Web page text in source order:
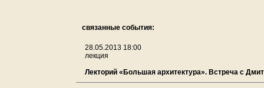
связанные события:
28.05.2013 18:00
лекция
Лекторий «Большая архитектура». Встреча с